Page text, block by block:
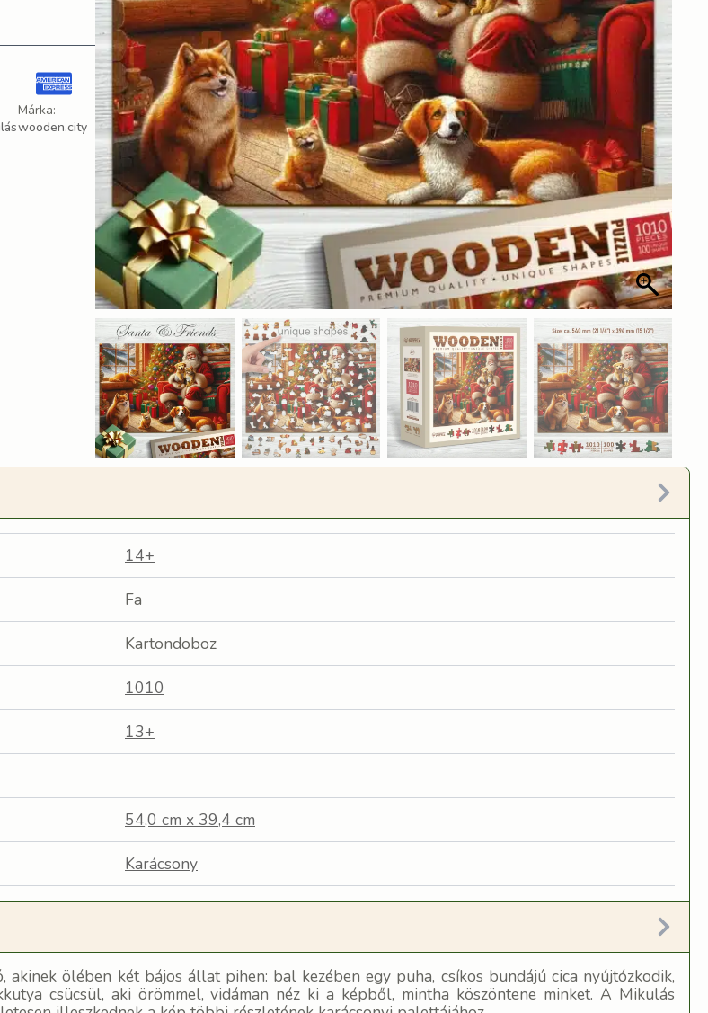
Márka:
wooden.city
14+
Fa
Kartondoboz
1010
13+
54,0 cm x 39,4 cm
Karácsony
ölében két bájos állat pihen: bal kezében egy puha, csíkos bundájú cica nyújtózkodik,
csücsül, aki örömmel, vidáman néz ki a képből, mintha köszöntene minket. A Mikulás